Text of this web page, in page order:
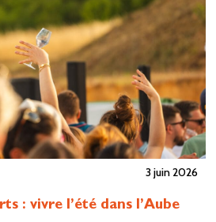
3 juin 2026
: vivre l’été dans l’Aube